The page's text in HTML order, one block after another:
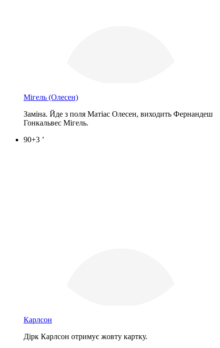
Мігель (Олесен)
Заміна. Йде з поля Матіас Олесен, виходить Фернандеш
Гонкальвес Мігель.
90+3 ’
Карлсон
Дірк Карлсон отримує жовту картку.